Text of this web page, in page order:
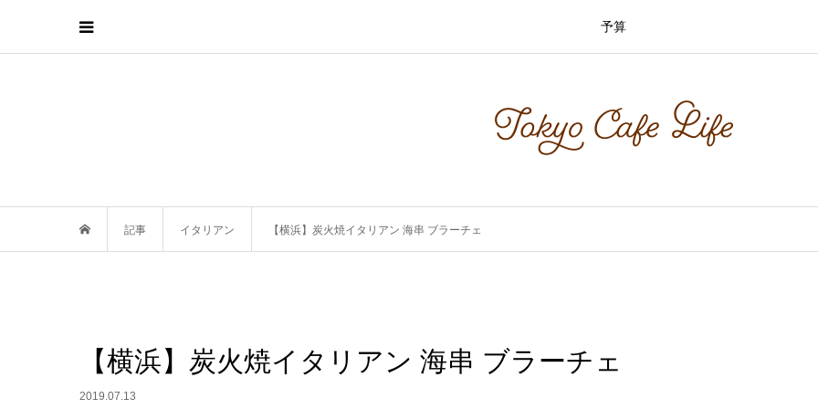
予算
記事 イタリアン 【横浜】炭火焼イタリアン 海串 ブラーチェ
【横浜】炭火焼イタリアン 海串 ブラーチェ
2019.07.13